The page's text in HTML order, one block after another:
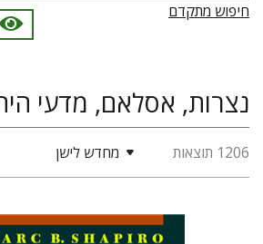
חיפוש מתקדם
1206 תוצאות מחדש לישן